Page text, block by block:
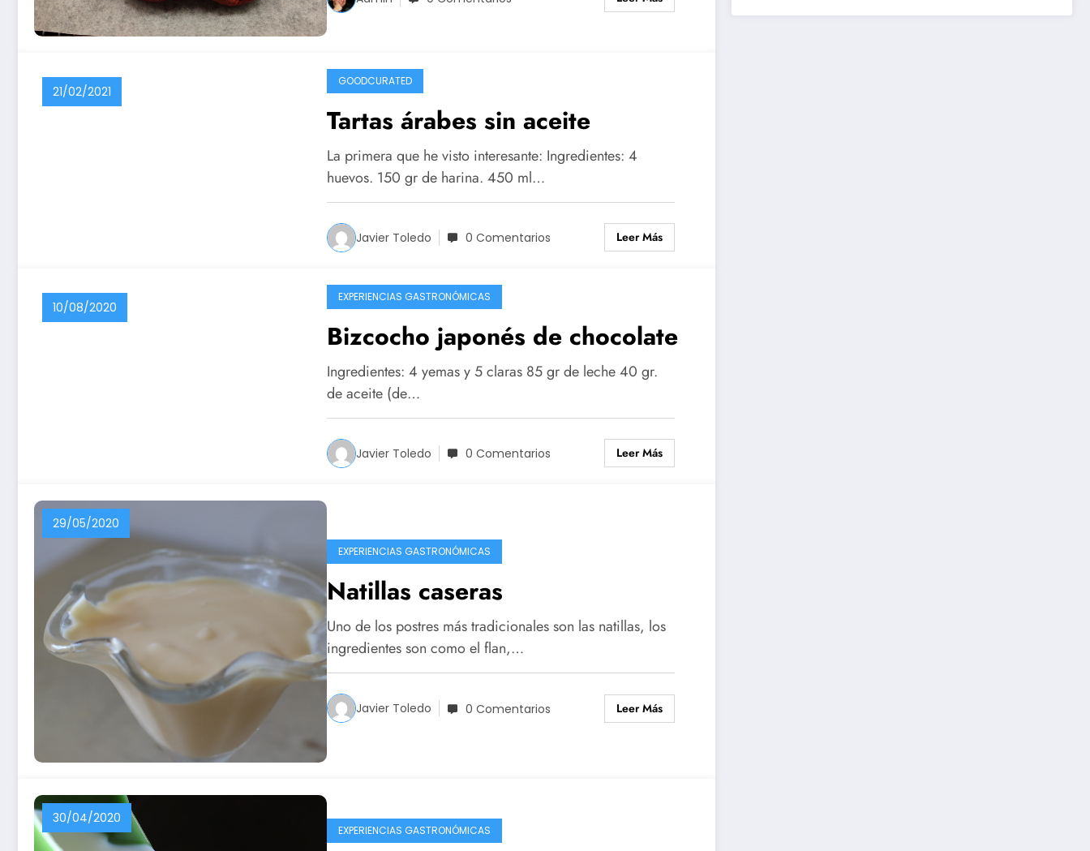
21/02/2021
GOODCURATED
Tartas árabes sin aceite
La primera que he visto interesante: Ingredientes: 4
huevos. 150 gr de harina. 450 ml…
Javier Toledo 0 Comentarios Leer Más
10/08/2020
EXPERIENCIAS GASTRONÓMICAS
Bizcocho japonés de chocolate
Ingredientes: 4 yemas y 5 claras 85 gr de leche 40 gr.
de aceite (de…
Javier Toledo 0 Comentarios Leer Más
29/05/2020
EXPERIENCIAS GASTRONÓMICAS
Natillas caseras
Uno de los postres más tradicionales son las natillas, los
ingredientes son como el flan,…
Javier Toledo 0 Comentarios Leer Más
30/04/2020
EXPERIENCIAS GASTRONÓMICAS